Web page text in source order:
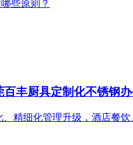
些原则？
丰厨具定制化不锈钢
、精细化管理升级，酒店餐